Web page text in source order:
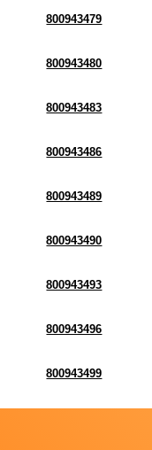
800943479
800943480
800943483
800943486
800943489
800943490
800943493
800943496
800943499